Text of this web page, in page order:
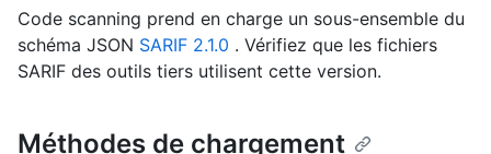
Code scanning prend en charge un sous-ensemble du
schéma JSON SARIF 2.1.0 . Vérifiez que les fichiers
SARIF des outils tiers utilisent cette version.
Méthodes de chargement